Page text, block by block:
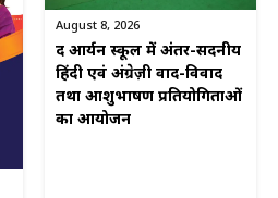
August 8, 2026
द आर्यन स्कूल में अंतर-सदनीय
हिंदी एवं अंग्रेज़ी वाद-विवाद
तथा आशुभाषण प्रतियोगिताओं
का आयोजन